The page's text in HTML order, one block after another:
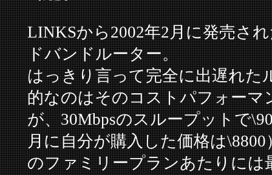
LINKSから2002年2月に発売さ
ドバンドルーター。
はっきり言って完全に出遅れた
的なのはそのコストパフォーマ
が、30Mbpsのスループットで
月に自分が購入した価格は
のファミリープランあたりには